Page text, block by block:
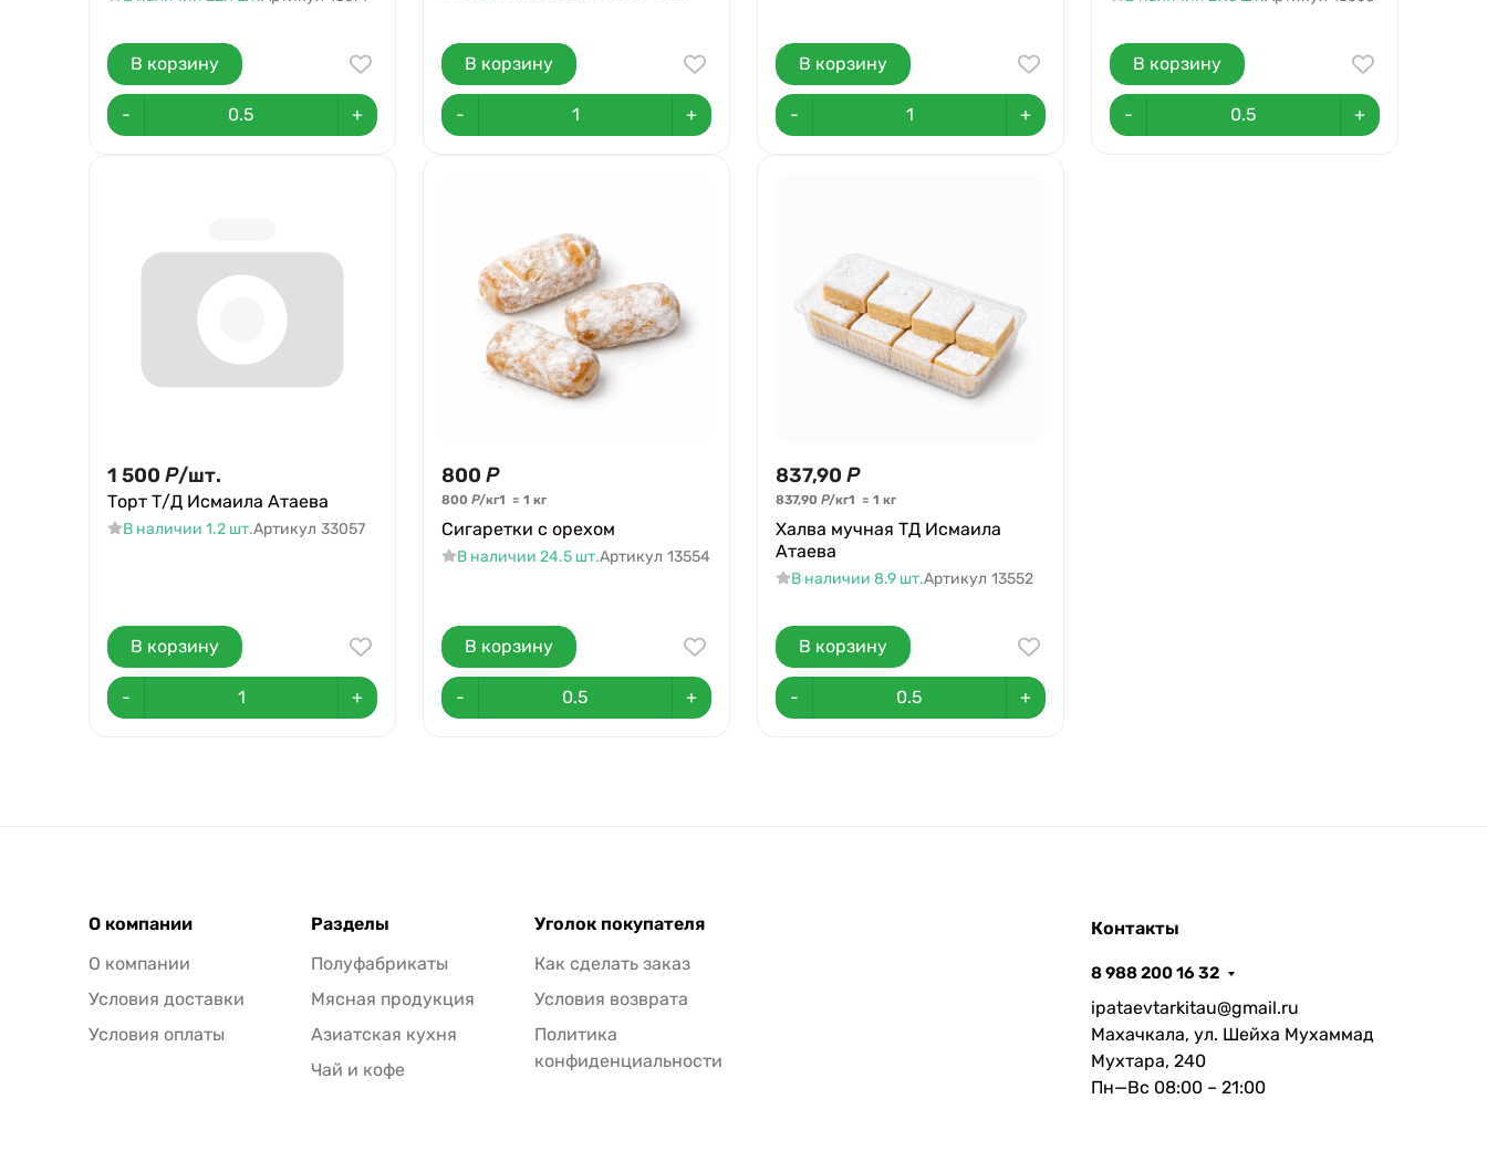
В корзину
- +
В корзину
- +
В корзину
- +
В корзину
- +
1 500 Р/шт.
Торт Т/Д Исмаила Атаева
В наличии 1.2 шт.Артикул 33057
В корзину
- +
800 Р
800 Р/кг1 = 1 кг
Сигаретки с орехом
В наличии 24.5 шт.Артикул 13554
В корзину
- +
837,90 Р
837,90 Р/кг1 = 1 кг
Халва мучная ТД Исмаила
Атаева
В наличии 8.9 шт.Артикул 13552
В корзину
- +
О компании
О компании
Условия доставки
Условия оплаты
Разделы
Полуфабрикаты
Мясная продукция
Азиатская кухня
Чай и кофе
Уголок покупателя
Как сделать заказ
Условия возврата
Политика
конфиденциальности
Контакты
8 988 200 16 32
ipataevtarkitau@gmail.ru
Махачкала, ул. Шейха Мухаммад
Мухтара, 240
Пн—Вс 08:00 – 21:00